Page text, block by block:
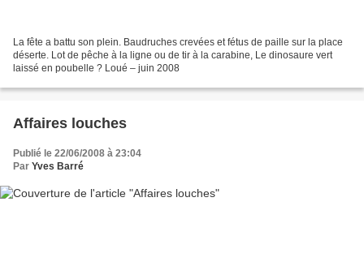
La fête a battu son plein. Baudruches crevées et fétus de paille sur la place
déserte. Lot de pêche à la ligne ou de tir à la carabine, Le dinosaure vert
laissé en poubelle ? Loué – juin 2008
Affaires louches
Publié le 22/06/2008 à 23:04
Par Yves Barré